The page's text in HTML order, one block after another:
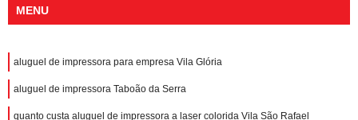
MENU
aluguel de impressora para empresa Vila Glória
aluguel de impressora Taboão da Serra
quanto custa aluguel de impressora a laser colorida Vila São Rafael